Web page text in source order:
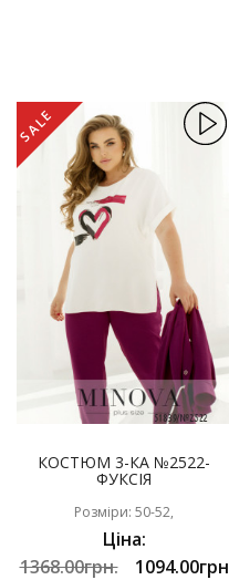
SALE
КОСТЮМ 3-КА №2522-
ФУКСІЯ
Розміри: 50-52,
Ціна:
1368.00грн.
1094.00грн